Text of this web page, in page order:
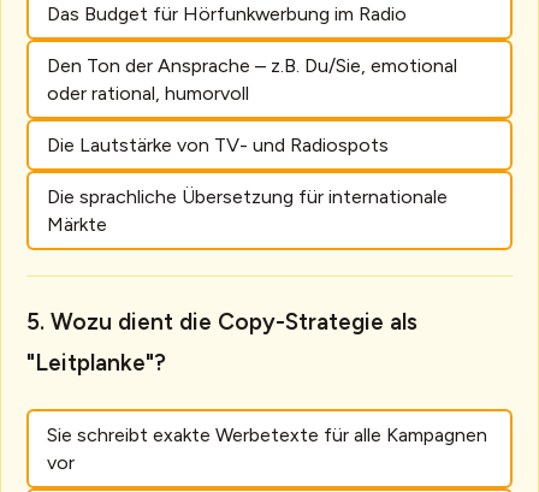
Das Budget für Hörfunkwerbung im Radio
Den Ton der Ansprache – z.B. Du/Sie, emotional
oder rational, humorvoll
Die Lautstärke von TV- und Radiospots
Die sprachliche Übersetzung für internationale
Märkte
Wozu dient die Copy-Strategie als
"Leitplanke"?
Sie schreibt exakte Werbetexte für alle Kampagnen
vor